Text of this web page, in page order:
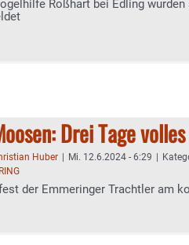
Roßhart bei Edling
Drei Tage
Huber Mi. 12.6.2024 - 6:29
der Emmeringer Trachtler am